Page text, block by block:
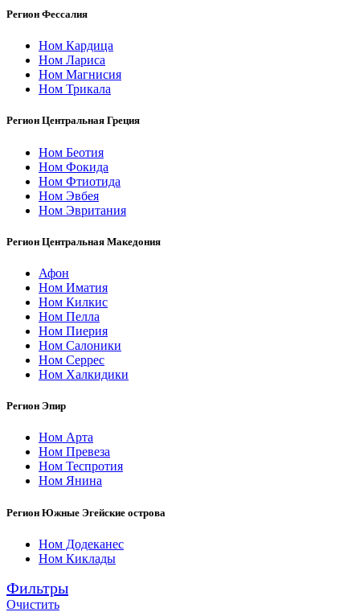
Регион Фессалия
Ном Кардица
Ном Лариса
Ном Магнисия
Ном Трикала
Регион Центральная Греция
Ном Беотия
Ном Фокида
Ном Фтиотида
Ном Эвбея
Ном Эвритания
Регион Центральная Македония
Афон
Ном Иматия
Ном Килкис
Ном Пелла
Ном Пиерия
Ном Салоники
Ном Серрес
Ном Халкидики
Регион Эпир
Ном Арта
Ном Превеза
Ном Теспротия
Ном Янина
Регион Южные Эгейские острова
Ном Додеканес
Ном Киклады
Фильтры
Очистить